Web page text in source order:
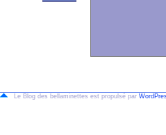
Le Blog des bellaminettes est propulsé par